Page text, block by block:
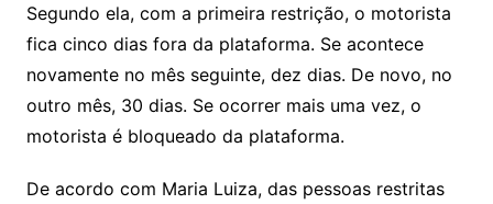
Segundo ela, com a primeira restrição, o motorista
fica cinco dias fora da plataforma. Se acontece
novamente no mês seguinte, dez dias. De novo, no
outro mês, 30 dias. Se ocorrer mais uma vez, o
motorista é bloqueado da plataforma.
De acordo com Maria Luiza, das pessoas restritas